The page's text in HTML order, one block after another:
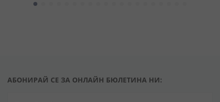
АБОНИРАЙ СЕ ЗА ОНЛАЙН БЮЛЕТИНА НИ: